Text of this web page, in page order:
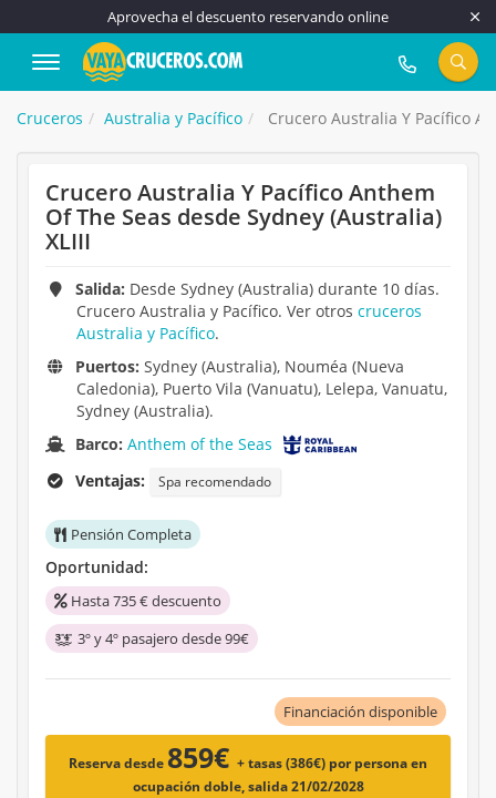
Aprovecha el descuento reservando online
917 815 555
Cruceros Australia y Pacífico Crucero Australia Y Pacífico
Crucero Australia Y Pacífico Anthem
Of The Seas desde Sydney (Australia)
XLIII
Salida: Desde Sydney (Australia) durante 10 días.
Crucero Australia y Pacífico. Ver otros cruceros
Australia y Pacífico.
Puertos: Sydney (Australia), Nouméa (Nueva
Caledonia), Puerto Vila (Vanuatu), Lelepa, Vanuatu,
Sydney (Australia).
Barco:Anthem of the Seas
Ventajas:
Spa recomendado
Pensión Completa
Oportunidad:
Hasta 735 € descuento
3º y 4º pasajero desde 99€
Financiación disponible
Reserva desde 859€ + tasas (386€) por persona en
ocupación doble, salida 21/02/2028